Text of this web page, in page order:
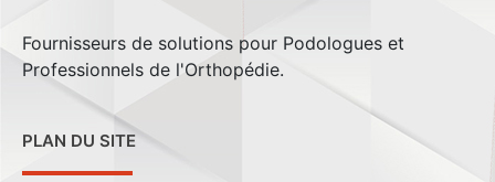
Fournisseurs de solutions pour Podologues et
Professionnels de l'Orthopédie.
PLAN DU SITE